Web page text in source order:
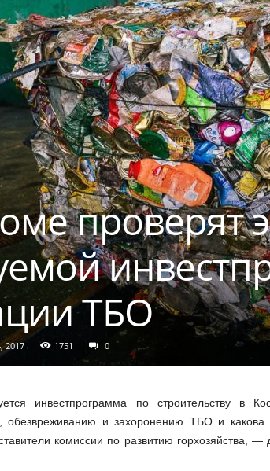
проверят
ТБО
2017 1751 0
инвестпрограмма по строительству в
обезвреживанию и захоронению ТБО и какова
комиссии по развитию горхозяйства, —